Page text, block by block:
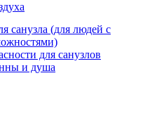
санузла (для людей с
для санузлов
и душа